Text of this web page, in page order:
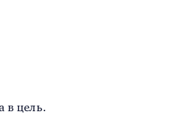
в цель.